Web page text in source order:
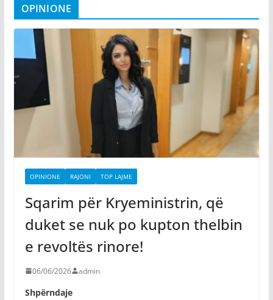
OPINIONE
OPINIONE RAJONI TOP LAJME
Sqarim për Kryeministrin, që
duket se nuk po kupton thelbin
e revoltës rinore!
06/06/2026 admin
Shpërndaje